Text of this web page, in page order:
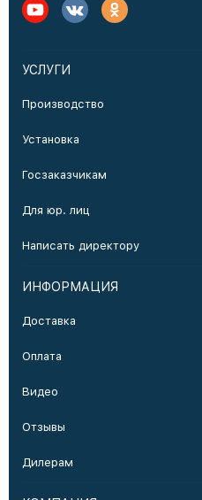
УСЛУГИ
Производство
Установка
Госзаказчикам
Для юр. лиц
Написать директору
ИНФОРМАЦИЯ
Доставка
Оплата
Видео
Отзывы
Дилерам